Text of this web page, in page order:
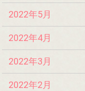
2022年5月
2022年4月
2022年3月
2022年2月